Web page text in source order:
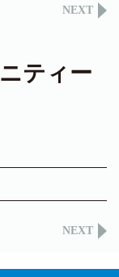
NEXT
ティー
NEXT